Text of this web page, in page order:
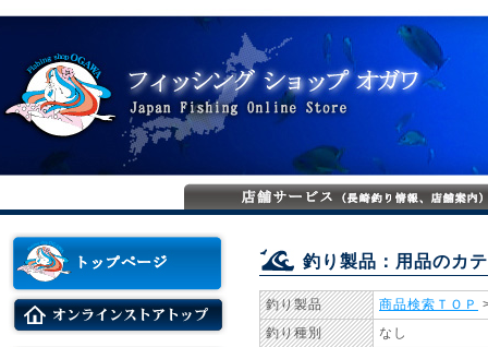
釣り製品：用品のカ
釣り製品 商品検索ＴＯＰ
釣り種別
なし